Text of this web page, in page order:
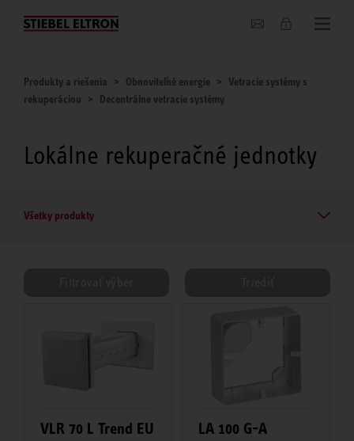
O nás
Produkty a riešenia Obnoviteľné energie
Vetracie systémy s
rekuperáciou
Decentrálne vetracie systémy
Lokálne rekuperačné jednotky
Všetky produkty
VLR 70 L Trend EU LA 100 G-A